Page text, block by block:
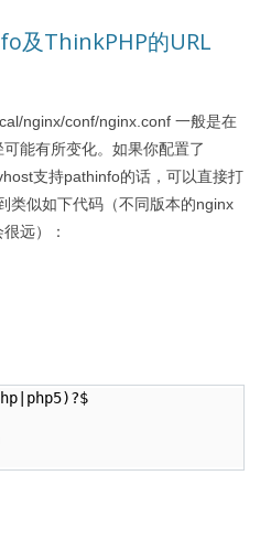
及ThinkPHP的URL
nginx/conf/nginx.conf 一般是在
能有所变化。如果你配置了
支持pathinfo的话，可以直接打
类似如下代码（不同版本的nginx
远）：